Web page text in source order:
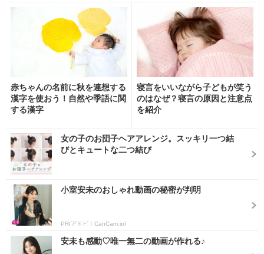
赤ちゃんの名前に秋を連想する
漢字を使おう！自然や季語に関
する漢字
寝言をいいながら子どもが笑う
のはなぜ？寝言の原因と注意点
を紹介
女の子のお団子ヘアアレンジ。スッキリ一つ結
びとキュートな二つ結び
小室安未のおしゃれ動画の秘密が判明
PR(アドビ｜CanCam.jp)
安未も感動♡唯一無二の動画が作れる♪